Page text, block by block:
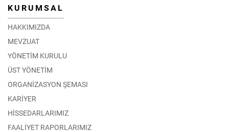
KURUMSAL
HAKKIMIZDA
MEVZUAT
YÖNETİM KURULU
ÜST YÖNETİM
ORGANİZASYON ŞEMASI
KARİYER
HİSSEDARLARIMIZ
FAALİYET RAPORLARIMIZ